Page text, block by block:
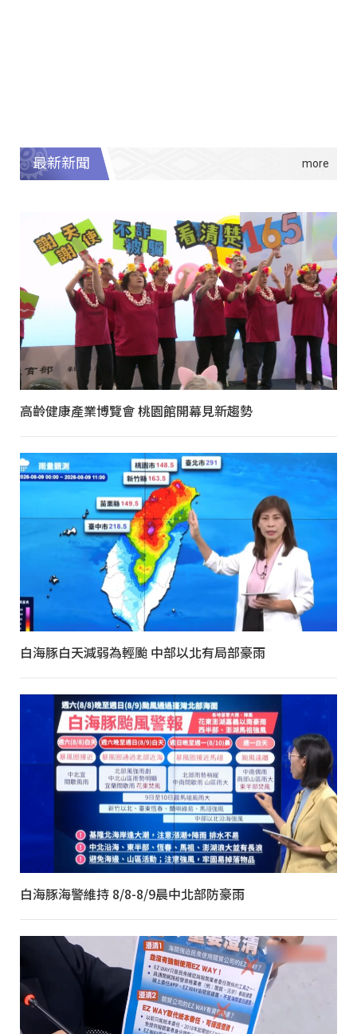
最新新聞
高齡健康產業博覽會 桃園館開幕見新趨勢
白海豚白天減弱為輕颱 中部以北有局部豪雨
白海豚海警維持 8/8-8/9晨中北部防豪雨